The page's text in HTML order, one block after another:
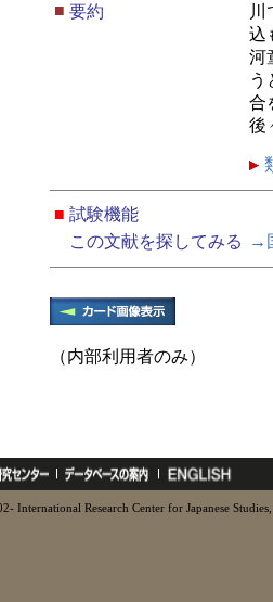
■ 要約
川
込
河
う
合
後
■ 試験機能
この文献を探してみる
→
（内部利用者のみ）
International Research Center for Japanese